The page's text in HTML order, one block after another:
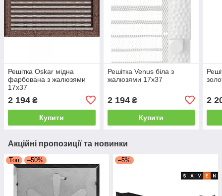
Решітка Oskar мідна
фарбована з жалюзями
17x37
2 194 ₴
Купити
Решітка Venus біла з
жалюзями 17x37
2 194₴
Купити
2
Акційні пропозиції та новинки
Топ –50% –5%